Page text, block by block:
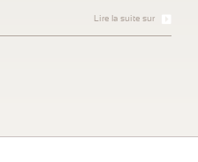
Lire la suite sur